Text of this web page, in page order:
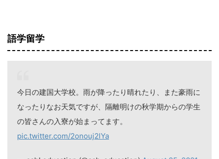
語学留学
今日の建国大学校。雨が降ったり晴れたり、また豪雨に
なったりなお天気ですが、隔離明けの秋学期からの学生
の皆さんの入寮が始まってます。
pic.twitter.com/2onouj2lYa